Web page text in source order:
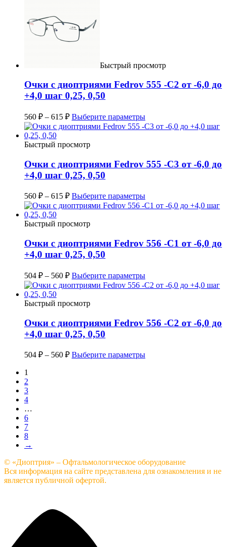
Быстрый просмотр
Очки с диоптриями Fedrov 555 -C2 от -6,0 до
+4,0 шаг 0,25, 0,50
560 ₽ – 615 ₽ Выберите параметры
Быстрый просмотр
Очки с диоптриями Fedrov 555 -C3 от -6,0 до
+4,0 шаг 0,25, 0,50
560 ₽ – 615 ₽ Выберите параметры
Быстрый просмотр
Очки с диоптриями Fedrov 556 -C1 от -6,0 до
+4,0 шаг 0,25, 0,50
504 ₽ – 560 ₽ Выберите параметры
Быстрый просмотр
Очки с диоптриями Fedrov 556 -C2 от -6,0 до
+4,0 шаг 0,25, 0,50
504 ₽ – 560 ₽ Выберите параметры
1
2
3
4
…
6
7
8
→
© «Диоптрия» – Офтальмологическое оборудование
Вся информация на сайте представлена для ознакомления и не
является публичной офертой.